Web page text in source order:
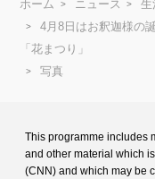
ホーム ニュース
生
4月8日はお釈迦様の
「花まつり」
写真
This programme includes
and other material which
(CNN) and which may be